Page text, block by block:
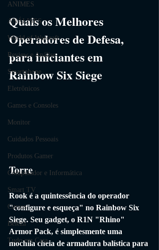
ANIMES
ANÁLISES
World of Warcraft
Review e Análise
Smartphone
Eletrônicos
Games e Consoles
Monitor
Cuidados Pessoais
Produtos Gamer
Computador e Informática
Smart TV
Cursos
Beleza
Tudo em Casa
Quais os Melhores
Operadores de Defesa,
para iniciantes em
Rainbow Six Siege
Torre
Rook é a quintessência do operador
"configure e esqueça" no Rainbow Six
Siege. Seu gadget, o R1N "Rhino"
Armor Pack, é simplesmente uma
mochila cheia de armadura balística para